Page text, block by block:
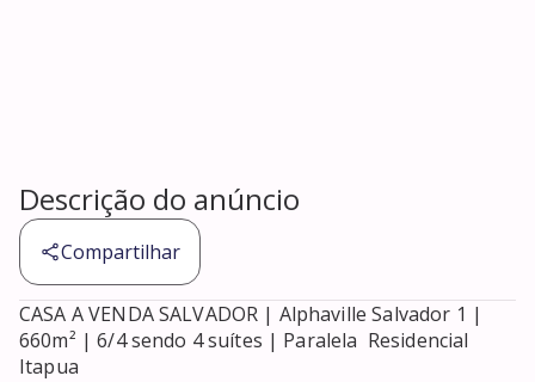
Descrição do anúncio
Compartilhar
CASA A VENDA SALVADOR | Alphaville Salvador 1 |
660m² | 6/4 sendo 4 suítes | Paralela  Residencial
Itapua